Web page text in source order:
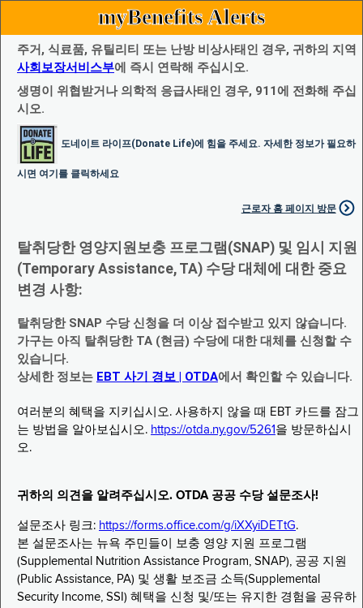
myBenefits Alerts
주거, 식료품, 유틸리티 또는 난방 비상사태인 경우, 귀하의 지역
사회보장서비스부에 즉시 연락해 주십시오.
생명이 위협받거나 의학적 응급사태인 경우, 911에 전화해 주십
시오.
도네이트 라이프(Donate Life)에 힘을 주세요. 자세한 정보가 필요하
시면 여기를 클릭하세요
근로자 홈 페이지 방문
탈취당한 영양지원보충 프로그램(SNAP) 및 임시 지원
(Temporary Assistance, TA) 수당 대체에 대한 중요
변경 사항:
탈취당한 SNAP 수당 신청을 더 이상 접수받고 있지 않습니다.
가구는 아직 탈취당한 TA (현금) 수당에 대한 대체를 신청할 수
있습니다.
상세한 정보는 EBT 사기 경보 | OTDA에서 확인할 수 있습니다.
여러분의 혜택을 지키십시오. 사용하지 않을 때 EBT 카드를 잠그
는 방법을 알아보십시오. https://otda.ny.gov/5261 을 방문하십시
오.
귀하의 의견을 알려주십시오. OTDA 공공 수당 설문조사!
설문조사 링크: https://forms.office.com/g/iXXyiDETtG.
본 설문조사는 뉴욕 주민들이 보충 영양 지원 프로그램
(Supplemental Nutrition Assistance Program, SNAP), 공공 지원
(Public Assistance, PA) 및 생활 보조금 소득(Supplemental
Security Income, SSI) 혜택을 신청 및/또는 유지한 경험을 공유하